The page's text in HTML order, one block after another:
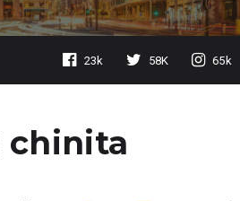
23k 58K 65k
chinita